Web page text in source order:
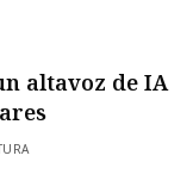
altavoz de IA